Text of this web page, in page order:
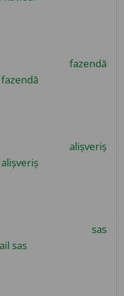
fazendă
alișveriș
sas